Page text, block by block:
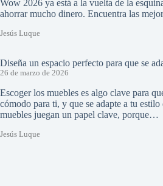
Wow 2026 ya está a la vuelta de la
ahorrar mucho dinero. Encuentra las
Jesús Luque
Diseña un espacio perfecto para que se
26 de marzo de 2026
Escoger los muebles es algo clave para
cómodo para ti, y que se adapte a tu
muebles juegan un papel clave, porque…
Jesús Luque